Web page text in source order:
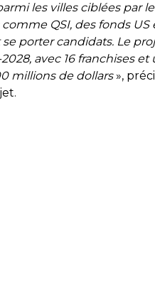
les villes ciblées par le
QSI, des fonds US
porter candidats. Le
avec 16 franchises et
millions de dollars»,